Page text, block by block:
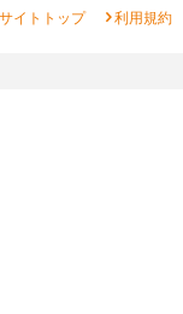
イトトップ chevron_right利用規約